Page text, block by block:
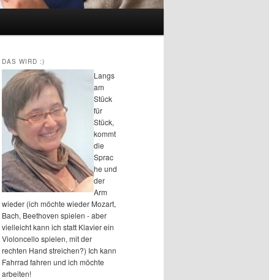
DAS WIRD :)
Langs
am
Stück
für
Stück,
kommt
die
Sprac
he und
der
Arm
wieder (ich möchte wieder Mozart,
Bach, Beethoven spielen - aber
vielleicht kann ich statt Klavier ein
Violoncello spielen, mit der
rechten Hand streichen?) Ich kann
Fahrrad fahren und ich möchte
arbeiten!